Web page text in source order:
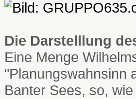
Die Darstelllung
Eine Menge
"Planungswahnsinn
Banter Sees, so,